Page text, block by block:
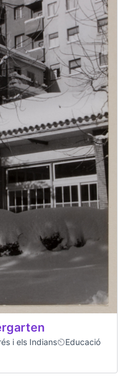
i els Indians
Educació